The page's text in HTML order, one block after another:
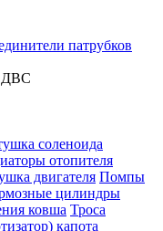
патрубков
ДВС
соленоида
отопителя
двигателя Помпы
цилиндры
ковша Троса
капота